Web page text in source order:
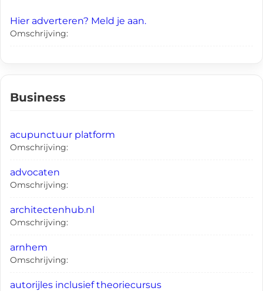
Hier adverteren? Meld je aan.
Omschrijving:
Business
acupunctuur platform
Omschrijving:
advocaten
Omschrijving:
architectenhub.nl
Omschrijving:
arnhem
Omschrijving:
autorijles inclusief theoriecursus